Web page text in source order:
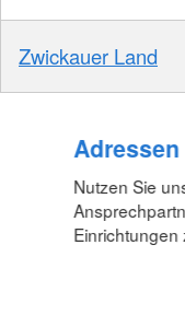
Zwickauer Land
Adressen
Nutzen Sie
Einrichtungen